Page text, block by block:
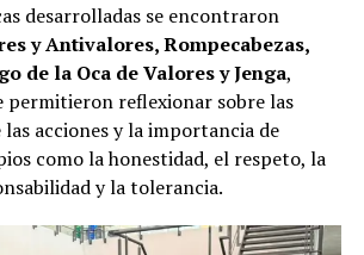
desarrolladas se encontraron
y Antivalores, Rompecabezas,
de la Oca de Valores y Jenga,
permitieron reflexionar sobre las
las acciones y la importancia de
como la honestidad, el respeto, la
y la tolerancia.